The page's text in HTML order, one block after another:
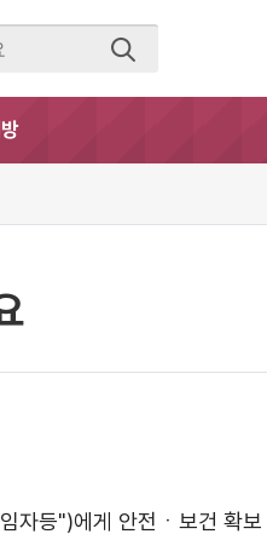
자등")에게 안전ㆍ보건 확